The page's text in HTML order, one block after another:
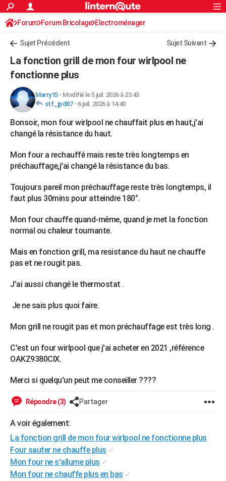
ACTUALITÉS
Politique
Société
Faits Divers
Education
Monde
Villes
+
Programme TV
TNTStreaming
Cinéma
Sorties cinéma
Musique
+FINANCE
Retraite
Impôts
Epargne
Immobilier
Risques naturels par ville
Banque
Assurance
Crédit
AUTO
Essais
Réserver un essai
Citadines
Berlines
SUV
Forum auto
HIGH-TECH
Mobiles
Meilleur smartphone
Internet
Ordinateurs
Jeux vidéo
Guide high-tech
+BRICOLAGE
Forum
Aménagement intérieur
Extérieur
Cuisine
Salle de bains
Jardinage
Rangement
WEEK-END
Art de vivre
Bien-être
Loisirs
Mode
Modes de vie
SANTE
Alimentation
Guide de la santé
Maladies
Médicaments
Sommeil
VOYAGE
GUIDES D'ACHAT
BONS PLANS
COPAINS D'AVANT
S'inscrire
Se connecter
Lycées
Collèges
Primaires
Universités
Entreprises
Service militaire
Avis de recherche
AVIS DE DÉCÈS
FORUM
Bricolage
Lifestyle
Culture
Sport
Auto
Television
Voyage
Cinema
S'inscrire
Connexion
Forum Forum Bricolage Electroménager
Sujet Précédent Sujet Suivant
La fonction grill de mon four wirlpool ne
fonctionne plus
Marry15- Modifié le 5 juil. 2026 à 23:43
stf_jpd87- 6 juil. 2026 à 14:40
Bonsoir, mon four wirlpool ne chauffait plus en haut,j'ai
changé la résistance du haut.
Mon four a rechauffé mais reste très longtemps en
préchauffage,j'ai changé la résistance du bas.
Toujours pareil mon préchauffage reste très longtemps, il
faut plus 30mins pour atteindre 180°.
Mon four chauffe quand-même, quand je met la fonction
normal ou chaleur tournante.
Mais en fonction grill, ma resistance du haut ne chauffe
pas et ne rougit pas.
J'ai aussi changé le thermostat .
Je ne sais plus quoi faire.
Mon grill ne rougit pas et mon préchauffage est très long .
C'est un four wirlpool que j'ai acheter en 2021 ,référence
OAKZ9380CIX.
Merci si quelqu'un peut me conseiller ????
Répondre (3) Partager
A voir également:
La fonction grill de mon four wirlpool ne fonctionne plus
Four sauter ne chauffe plus ✓
Mon four ne s'allume plus ✓
Mon four ne chauffe plus en bas ✓